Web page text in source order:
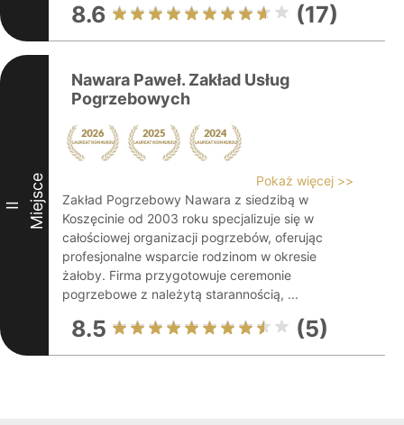
8.6 (17)
II Miejsce
Nawara Paweł. Zakład Usług
Pogrzebowych
Pokaż więcej >>
Zakład Pogrzebowy Nawara z siedzibą w
Koszęcinie od 2003 roku specjalizuje się w
całościowej organizacji pogrzebów, oferując
profesjonalne wsparcie rodzinom w okresie
żałoby. Firma przygotowuje ceremonie
pogrzebowe z należytą starannością, ...
8.5 (5)